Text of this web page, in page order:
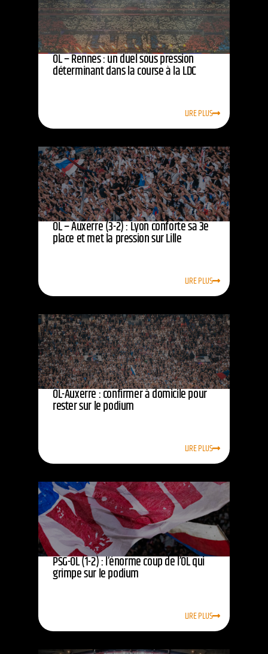
OL – Rennes : un duel sous pression
déterminant dans la course à la LDC
LIRE PLUS
OL – Auxerre (3-2) : Lyon conforte sa 3e
place et met la pression sur Lille
LIRE PLUS
OL-Auxerre : confirmer à domicile pour
rester sur le podium
LIRE PLUS
PSG-OL (1-2) : l’énorme coup de l’OL qui
grimpe sur le podium
LIRE PLUS